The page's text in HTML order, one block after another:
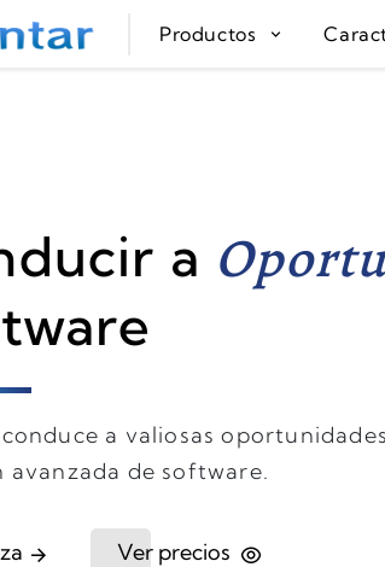
Productos
a
a valiosas
avanzada de software.
Ver precios